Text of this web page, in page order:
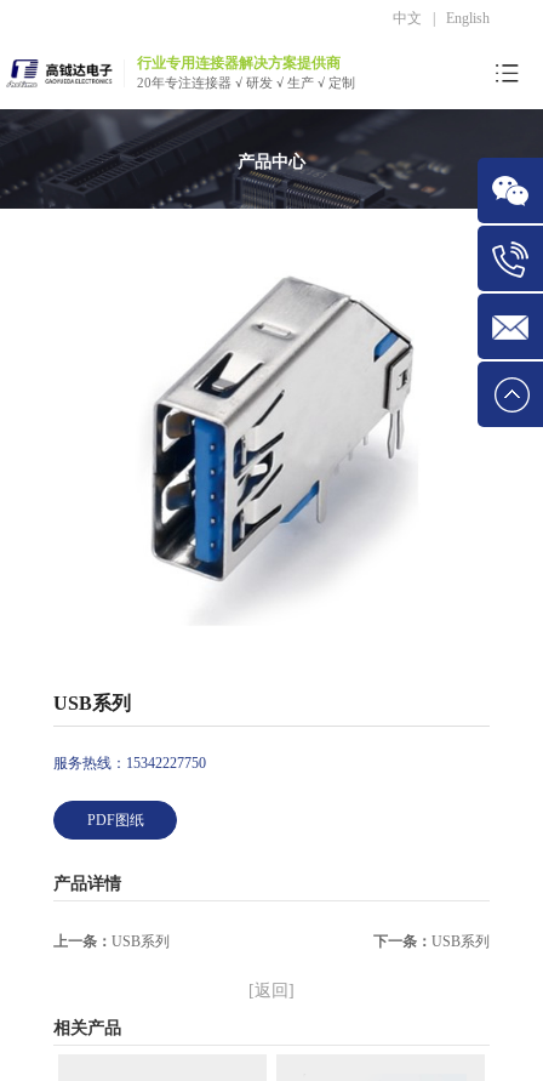
中文 English
行业专用连接器解决方案提供商
20年专注连接器 √ 研发 √ 生产 √ 定制
产品中心
USB系列
服务热线：15342227750
PDF图纸
产品详情
上一条： USB系列 下一条： USB系列
[返回]
相关产品
微信
E-mail